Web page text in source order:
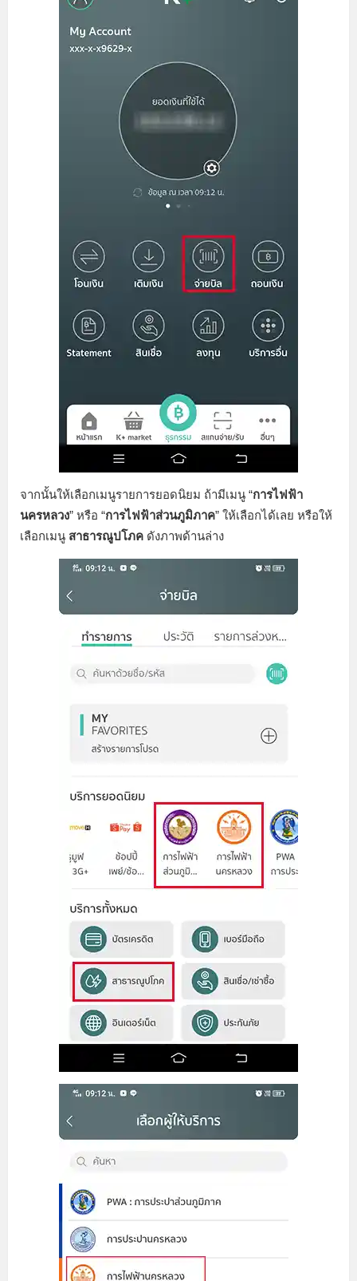
จากนั้นให้เลือกเมนูรายการยอดนิยม ถ้ามีเมนู “การไฟฟ้า
นครหลวง” หรือ “การไฟฟ้าส่วนภูมิภาค” ให้เลือกได้เลย หรือให้
เลือกเมนู สาธารณูปโภค ดังภาพด้านล่าง